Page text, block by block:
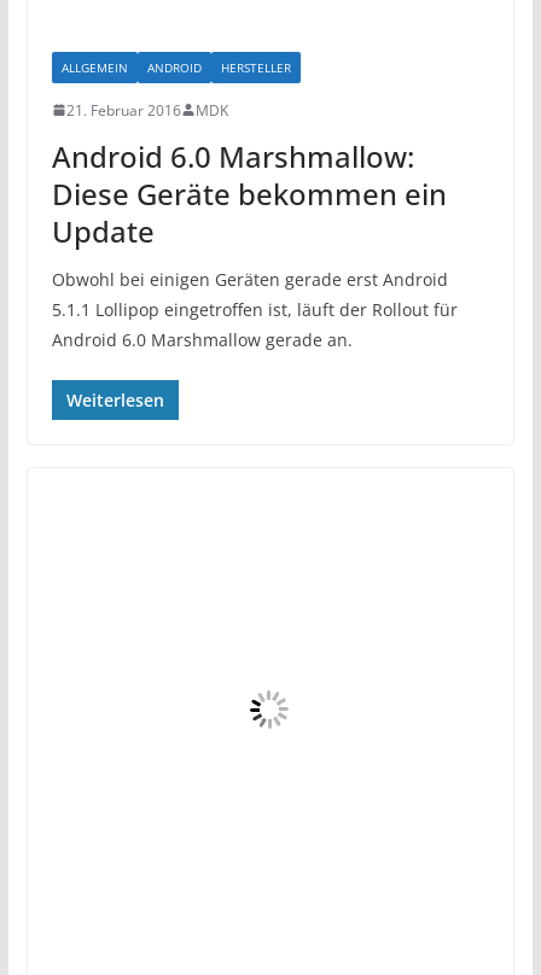
ALLGEMEIN ANDROID HERSTELLER
21. Februar 2016 MDK
Android 6.0 Marshmallow:
Diese Geräte bekommen ein
Update
Obwohl bei einigen Geräten gerade erst Android
5.1.1 Lollipop eingetroffen ist, läuft der Rollout für
Android 6.0 Marshmallow gerade an.
Weiterlesen